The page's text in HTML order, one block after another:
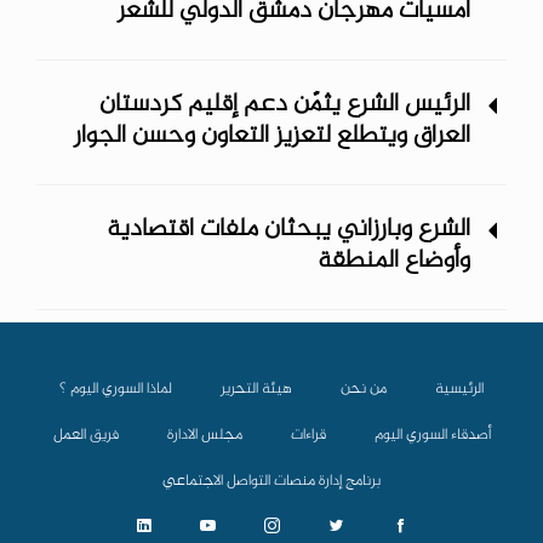
أمسيات مهرجان دمشق الدولي ‏للشعر
الرئيس الشرع يثمّن دعم إقليم كردستان
العراق ويتطلع لتعزيز التعاون وحسن الجوار
الشرع وبارزاني يبحثان ملفات اقتصادية
وأوضاع المنطقة
الرئيسية من نحن هيئة التحرير
لماذا السوري اليوم ؟
أصدقاء السوري اليوم
قراءات مجلس الادارة
فريق العمل
برنامج إدارة منصات التواصل الاجتماعي